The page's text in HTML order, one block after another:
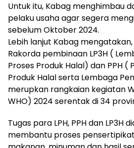
Untuk itu, Kabag menghimbau
pelaku usaha agar segera
sebelum Oktober 2024.
Lebih lanjut Kabag mengatakan,
Rakorda pembinaan LP3H (
Proses Produk Halal) dan PPH (
Produk Halal serta Lembaga
merupkan rangkaian kegiatan
WHO) 2024 serentak di 34
Tugas para LPH, PPH dan LP3H
membantu proses